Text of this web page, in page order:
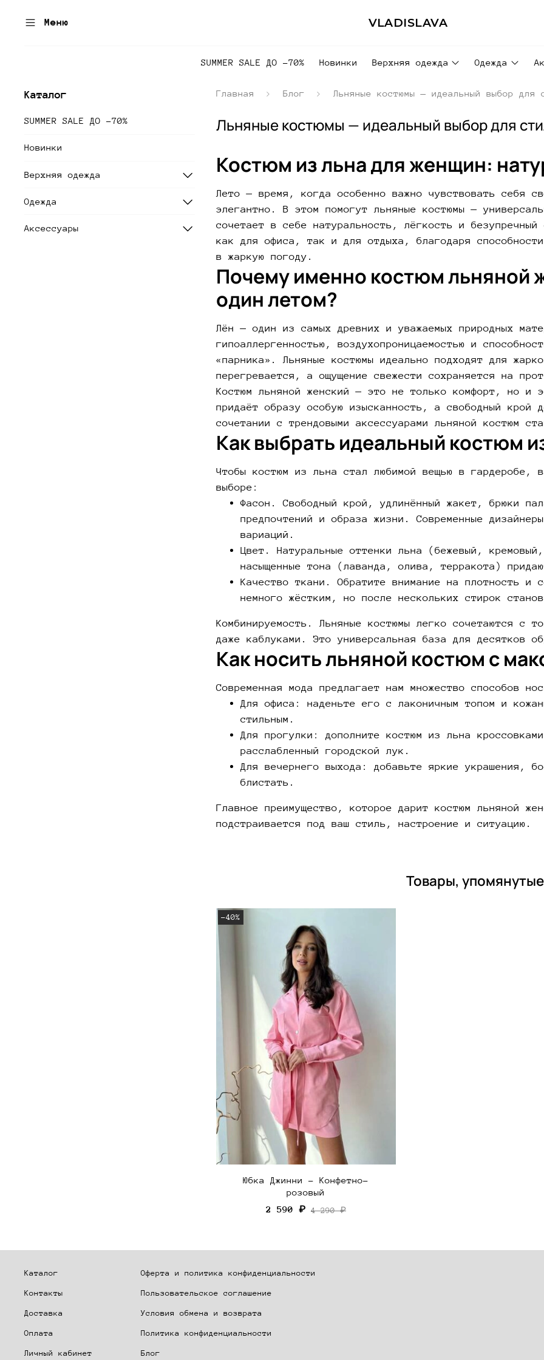
Меню VLADISLAVA
SUMMER SALE ДО -70% Новинки Верхняя одежда Одежда
Главная Блог Льняные костюмы — идеальный выбор для
Льняные костюмы — идеальный выбор для
Костюм из льна для женщин:
Лето — время, когда особенно важно чувствовать себя
элегантно. В этом помогут льняные костюмы —
сочетает в себе натуральность, лёгкость и
как для офиса, так и для отдыха, благодаря
в жаркую погоду.
Почему именно костюм льняной
один летом?
Лён — один из самых древних и уважаемых природных
гипоаллергенностью, воздухопроницаемостью и
«парника». Льняные костюмы идеально подходят для
перегревается, а ощущение свежести сохраняется на
Костюм льняной женский — это не только комфорт, но и
придаёт образу особую изысканность, а свободный крой
сочетании с трендовыми аксессуарами льняной костюм
Как выбрать идеальный костюм
Чтобы костюм из льна стал любимой вещью в гардеробе,
выборе:
Фасон. Свободный крой, удлинённый жакет, брюки
предпочтений и образа жизни. Современные
вариаций.
Цвет. Натуральные оттенки льна (бежевый,
насыщенные тона (лаванда, олива, терракота)
Качество ткани. Обратите внимание на плотность и
немного жёстким, но после нескольких стирок
Комбинируемость. Льняные костюмы легко сочетаются с
даже каблуками. Это универсальная база для десятков
Как носить льняной костюм с
Современная мода предлагает нам множество способов
Для офиса: наденьте его с лаконичным топом и
стильным.
Для прогулки: дополните костюм из льна
расслабленный городской лук.
Для вечернего выхода: добавьте яркие украшения,
блистать.
Главное преимущество, которое дарит костюм льняной
подстраивается под ваш стиль, настроение и ситуацию.
Товары, упомянутые
-40%
Юбка Джинни - Конфетно-
розовый
2 590 ₽ 4 290 ₽
Каталог
SUMMER SALE ДО -70%
Новинки
Верхняя одежда
Одежда
Аксессуары
Каталог
Контакты
Доставка
Оплата
Личный кабинет
Оферта и политика конфиденциальности
Пользовательское соглашение
Условия обмена и возврата
Политика конфиденциальности
Блог